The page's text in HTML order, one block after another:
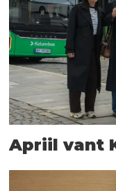
Apriil vant